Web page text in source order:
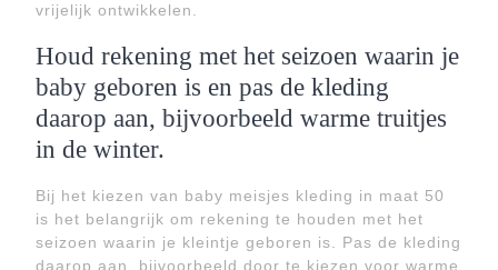
vrijelijk ontwikkelen.
Houd rekening met het seizoen waarin je
baby geboren is en pas de kleding
daarop aan, bijvoorbeeld warme truitjes
in de winter.
Bij het kiezen van baby meisjes kleding in maat 50
is het belangrijk om rekening te houden met het
seizoen waarin je kleintje geboren is. Pas de kleding
daarop aan, bijvoorbeeld door te kiezen voor warme